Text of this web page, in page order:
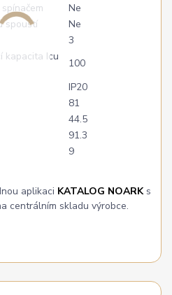
Ne
spouští
Ne
3
kapacita Icu
100
IP20
81
44.5
91.3
9
aplikaci KATALOG NOARKs
centrálním skladu výrobce.